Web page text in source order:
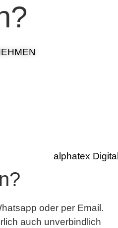
oder per Email.
auch unverbindlich